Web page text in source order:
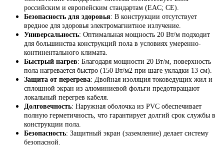
российским и европейским стандартам (EAC; CE).
Безопасность для здоровья: В конструкции отсутствует
вредное для здоровья электромагнитное излучение.
Универсальность: Оптимальная мощность 20 Вт/м подходит
для большинства конструкций пола в условиях умеренно-
континентального климата.
Быстрый нагрев: Благодаря мощности 20 Вт/м, поверхность
пола нагревается быстро (150 Вт/м2 при шаге укладки 13 см).
Защита от перегрева: Двойная изоляция токоведущих жил и
сплошной экран из алюминиевой фольги предотвращают
локальный перегрев кабеля.
Долговечность: Наружная оболочка из PVC обеспечивает
полную герметичность, что гарантирует долгий срок службы в
конструкции пола.
Безопасность: Защитный экран (заземление) делает систему
безопасной.